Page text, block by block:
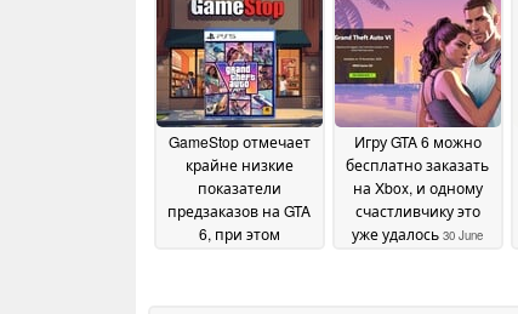
результате чего
физическая версия
станет дешевле19
July 2026
физических игр
приводит к
сокращению
количества
выгодных
предложений15 July
2026
GameStop отмечает
крайне низкие
показатели
предзаказов на GTA
6, при этом
Игру GTA 6 можно
бесплатно заказать
на Xbox, и одному
счастливчику это
уже удалось 30 June